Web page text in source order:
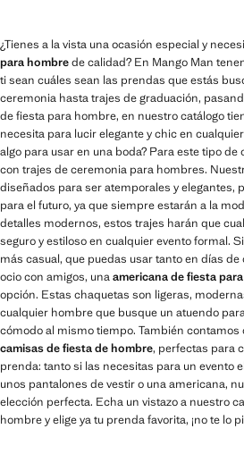
¿Tienes a la vista una ocasión especial y
para hombrede calidad? En Mango Man
ti sean cuáles sean las prendas que estás
ceremonia hasta trajes de graduación,
de fiesta para hombre, en nuestro catálogo
necesita para lucir elegante y chic en
algo para usar en una boda? Para este tipo
con trajes de ceremonia para hombres.
diseñados para ser atemporales y elegantes,
para el futuro, ya que siempre estarán a la
detalles modernos, estos trajes harán que
seguro y estiloso en cualquier evento formal.
más casual, que puedas usar tanto en días
ocio con amigos, unaamericana de fiesta
opción. Estas chaquetas son ligeras,
cualquier hombre que busque un atuendo
cómodo al mismo tiempo. También
camisas de fiesta de hombre, perfectas para
prenda: tanto si las necesitas para un evento
unos pantalones de vestir o una americana,
elección perfecta. Echa un vistazo a nuestro
hombre y elige ya tu prenda favorita, ¡no te lo